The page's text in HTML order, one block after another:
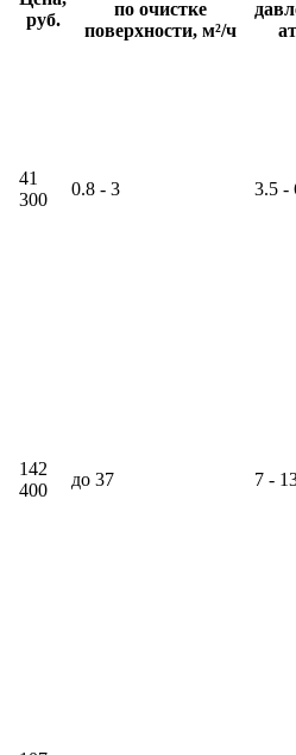
руб.
по очистке
поверхности, м²/ч
41
300
0.8 - 3 3.5 -
142
400
до 37 7 -